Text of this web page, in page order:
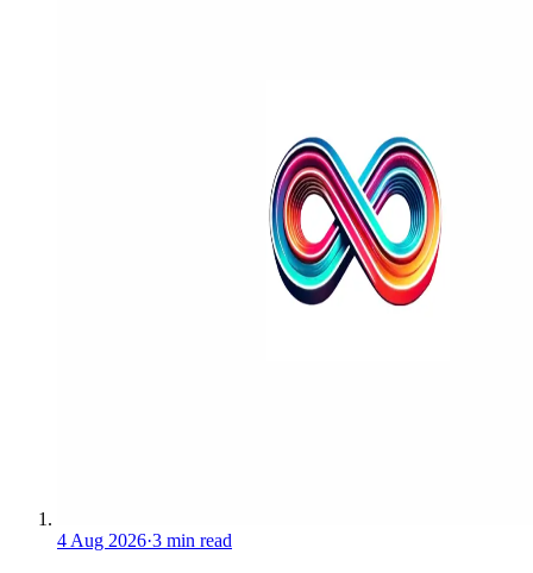
4 Aug 2026·3 min read